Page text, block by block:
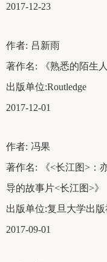
2017-12-23
作者: 吕新雨
著作名:
《熟悉的陌生
出版单位:Routledge
2017-12-01
作者: 冯果
著作名:
《<长江图>
导的故事片<长江图>》
出版单位:复旦大学出版
2017-09-01